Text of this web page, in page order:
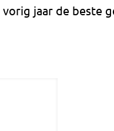
vorig jaar de beste